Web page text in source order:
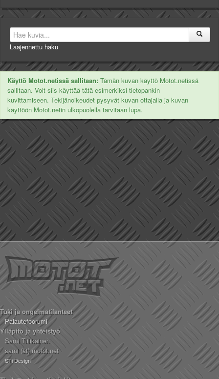
Laajennettu haku
Käyttö Motot.netissä sallitaan: Tämän kuvan käyttö Motot.netissä
sallitaan. Voit siis käyttää tätä esimerkiksi tietopankin
kuvittamiseen. Tekijänoikeudet pysyvät kuvan ottajalla ja kuvan
käyttöön Motot.netin ulkopuolella tarvitaan lupa.
Tuki ja ongelmatilanteet
Palautefoorumi
Ylläpito ja yhteistyö
Sami Tiilikainen
sami (ät) motot.net
STi Design